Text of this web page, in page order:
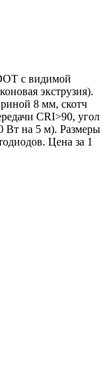
с видимой
экструзия).
8 мм, скотч
CRI>90, угол
Вт на 5 м). Размеры
Цена за 1